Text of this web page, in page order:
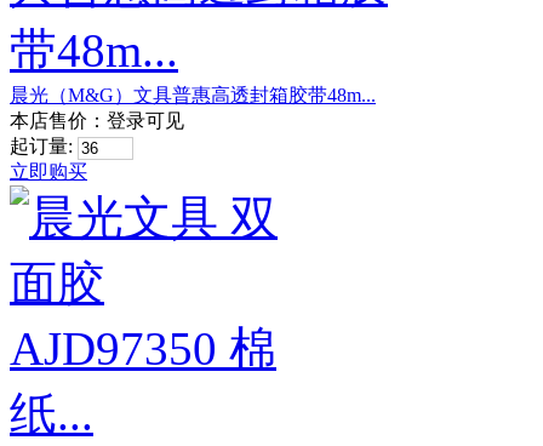
晨光（M&G）文具普惠高透封箱胶带48m...
本店售价： 登录可见
起订量:
立即购买